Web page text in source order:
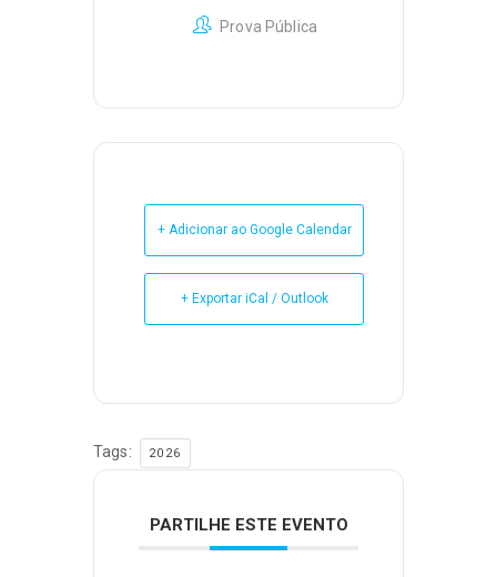
Prova Pública
+ Adicionar ao Google Calendar
+ Exportar iCal / Outlook
Tags: 2026
PARTILHE ESTE EVENTO